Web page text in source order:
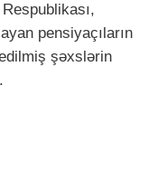
pensiyaçıların
şəxslərin